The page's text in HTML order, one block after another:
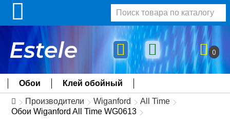
0
Обои Клей обойный
Производители Wiganford
All Time
Обои Wiganford All Time WG0613